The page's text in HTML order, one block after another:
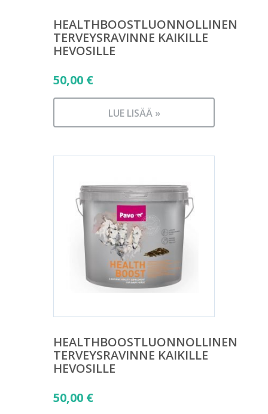
HEALTHBOOSTLUONNOLLINEN
TERVEYSRAVINNE KAIKILLE
HEVOSILLE
50,00 €
LUE LISÄÄ »
HEALTHBOOSTLUONNOLLINEN
TERVEYSRAVINNE KAIKILLE
HEVOSILLE
50,00 €